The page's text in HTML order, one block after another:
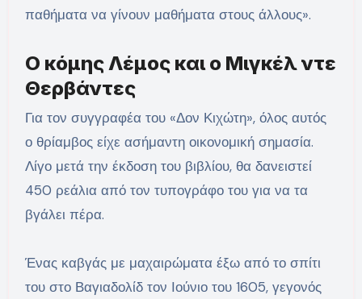
παθήματα να γίνουν μαθήματα στους άλλους».
Ο κόμης Λέμος και ο Μιγκέλ ντε
Θερβάντες
Για τον συγγραφέα του «Δον Κιχώτη», όλος αυτός
ο θρίαμβος είχε ασήμαντη οικονομική σημασία.
Λίγο μετά την έκδοση του βιβλίου, θα δανειστεί
450 ρεάλια από τον τυπογράφο του για να τα
βγάλει πέρα.
Ένας καβγάς με μαχαιρώματα έξω από το σπίτι
του στο Βαγιαδολίδ τον Ιούνιο του 1605, γεγονός